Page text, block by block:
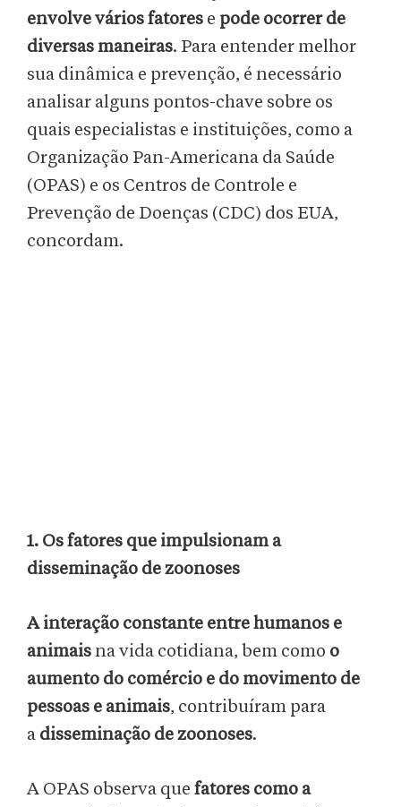
envolve vários fatores e pode ocorrer de
diversas maneiras. Para entender melhor
sua dinâmica e prevenção, é necessário
analisar alguns pontos-chave sobre os
quais especialistas e instituições, como a
Organização Pan-Americana da Saúde
(OPAS) e os Centros de Controle e
Prevenção de Doenças (CDC) dos EUA,
concordam.
1. Os fatores que impulsionam a
disseminação de zoonoses
A interação constante entre humanos e
animais na vida cotidiana, bem como o
aumento do comércio e do movimento de
pessoas e animais, contribuíram para
a disseminação de zoonoses.
A OPAS observa que fatores como a